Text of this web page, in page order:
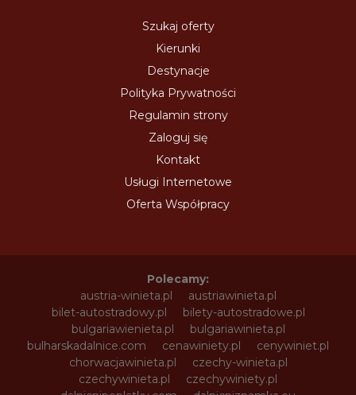
Szukaj oferty
Kierunki
Destynacje
Polityka Prywatności
Regulamin strony
Zaloguj się
Kontakt
Usługi Internetowe
Oferta Współpracy
Polecamy:
austria-winieta.pl
austriawinieta.pl
bilet-autostradowy.pl
bilety-autostradowe.pl
bulgariawienieta.pl
bulgariawinieta.pl
bulharskadalnice.com
cenawiniety.pl
cenywiniet.pl
chorwacjawinieta.pl
czechy-winieta.pl
czechywinieta.pl
czechywiniety.pl